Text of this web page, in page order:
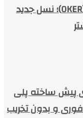
معرفی کرکره فولادی اوکر (OKER)؛ نسل جدید
پیش ساخته پلی
و بدون تخریب